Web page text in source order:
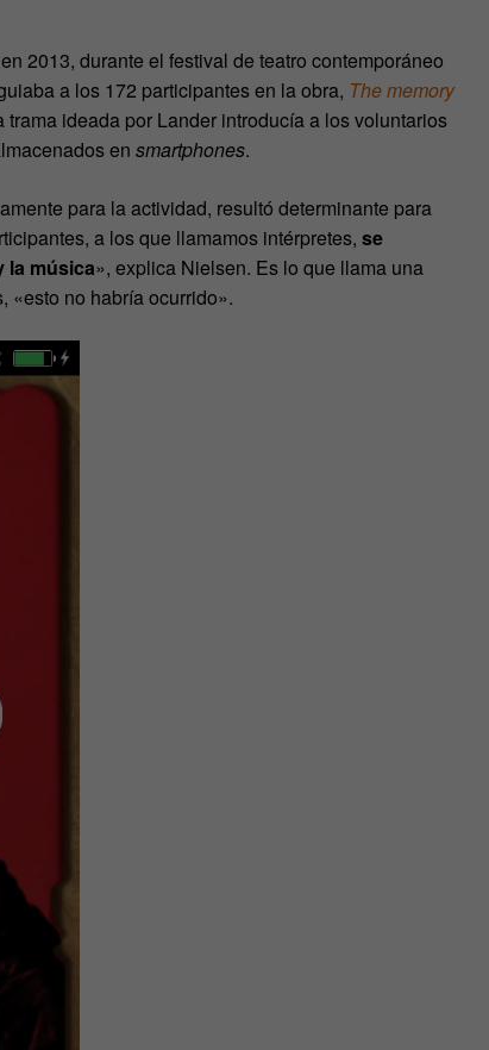
2013, durante el festival de teatro contemporáneo
a los 172 participantes en la obra, The memory
ideada por Lander introducía a los voluntarios
en smartphones.
para la actividad, resultó determinante para
a los que llamamos intérpretes, se
la música», explica Nielsen. Es lo que llama una
«esto no habría ocurrido».